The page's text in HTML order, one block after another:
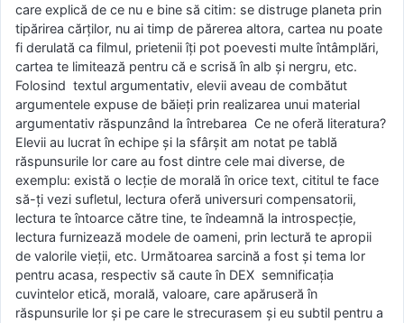
care explică de ce nu e bine să citim: se distruge planeta prin
tipărirea cărţilor, nu ai timp de părerea altora, cartea nu poate
fi derulată ca filmul, prietenii îţi pot poevesti multe întâmplări,
cartea te limitează pentru că e scrisă în alb şi nergru, etc.
Folosind textul argumentativ, elevii aveau de combătut
argumentele expuse de băieţi prin realizarea unui material
argumentativ răspunzând la întrebarea Ce ne oferă literatura?
Elevii au lucrat în echipe şi la sfârşit am notat pe tablă
răspunsurile lor care au fost dintre cele mai diverse, de
exemplu: există o lecţie de morală în orice text, cititul te face
să-ţi vezi sufletul, lectura oferă universuri compensatorii,
lectura te întoarce către tine, te îndeamnă la introspecţie,
lectura furnizează modele de oameni, prin lectură te apropii
de valorile vieţii, etc. Următoarea sarcină a fost şi tema lor
pentru acasa, respectiv să caute în DEX semnificaţia
cuvintelor etică, morală, valoare, care apăruseră în
răspunsurile lor şi pe care le strecurasem şi eu subtil pentru a